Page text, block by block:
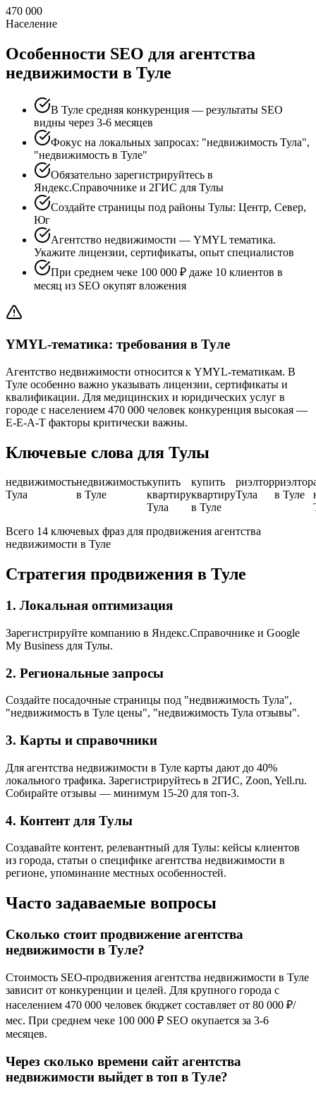
470 000
Население
Особенности SEO для агентства
недвижимости в Туле
В Туле средняя конкуренция — результаты SEO
видны через 3-6 месяцев
Фокус на локальных запросах: "недвижимость Тула",
"недвижимость в Туле"
Обязательно зарегистрируйтесь в
Яндекс.Справочнике и 2ГИС для Тулы
Создайте страницы под районы Тулы: Центр, Север,
Юг
Агентство недвижимости — YMYL тематика.
Укажите лицензии, сертификаты, опыт специалистов
При среднем чеке 100 000 ₽ даже 10 клиентов в
месяц из SEO окупят вложения
YMYL-тематика: требования в Туле
Агентство недвижимости относится к YMYL-тематикам. В
Туле особенно важно указывать лицензии, сертификаты и
квалификации. Для медицинских и юридических услуг в
городе с населением 470 000 человек конкуренция высокая —
E-E-A-T факторы критически важны.
Ключевые слова для Тулы
недвижимость
Тула
недвижимость
в Туле
купить
квартиру
Тула
купить
квартиру
в Туле
риэлтор
Тула
риэлтор
в Туле
Всего 14 ключевых фраз для продвижения агентства
недвижимости в Туле
Стратегия продвижения в Туле
1. Локальная оптимизация
Зарегистрируйте компанию в Яндекс.Справочнике и Google
My Business для Тулы.
2. Региональные запросы
Создайте посадочные страницы под "недвижимость Тула",
"недвижимость в Туле цены", "недвижимость Тула отзывы".
3. Карты и справочники
Для агентства недвижимости в Туле карты дают до 40%
локального трафика. Зарегистрируйтесь в 2ГИС, Zoon, Yell.ru.
Собирайте отзывы — минимум 15-20 для топ-3.
4. Контент для Тулы
Создавайте контент, релевантный для Тулы: кейсы клиентов
из города, статьи о специфике агентства недвижимости в
регионе, упоминание местных особенностей.
Часто задаваемые вопросы
Сколько стоит продвижение агентства
недвижимости в Туле?
Стоимость SEO-продвижения агентства недвижимости в Туле
зависит от конкуренции и целей. Для крупного города с
населением 470 000 человек бюджет составляет от 80 000 ₽/
мес. При среднем чеке 100 000 ₽ SEO окупается за 3-6
месяцев.
Через сколько времени сайт агентства
недвижимости выйдет в топ в Туле?